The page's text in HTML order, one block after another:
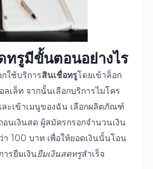
ทรูมีขั้นตอนอย่างไร
กใช้บริการสินเชื่อทรูโดยเข้าล็อก
เล็ท จากนั้นเลือกบริการไมโคร
ะเข้าเมนูของฉัน เลือกผลิตภัณฑ์
นเงินสด ผู้สมัครกรอกจำนวนเงิน
100 บาท เพื่อให้ยอดเงินนั้นโอน
ารยืมเงินยืมเงินสดทรูสำเร็จ